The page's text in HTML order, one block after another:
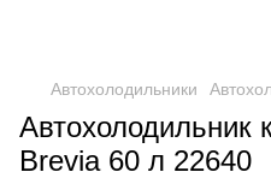
Автохолодильники
Автохолодильник
Brevia 60 л 22640